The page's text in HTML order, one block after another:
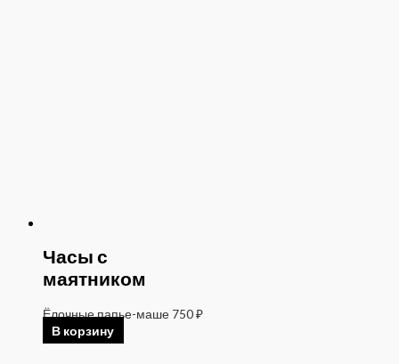
Часы с
маятником
Ёлочные папье-маше 750₽
В корзину